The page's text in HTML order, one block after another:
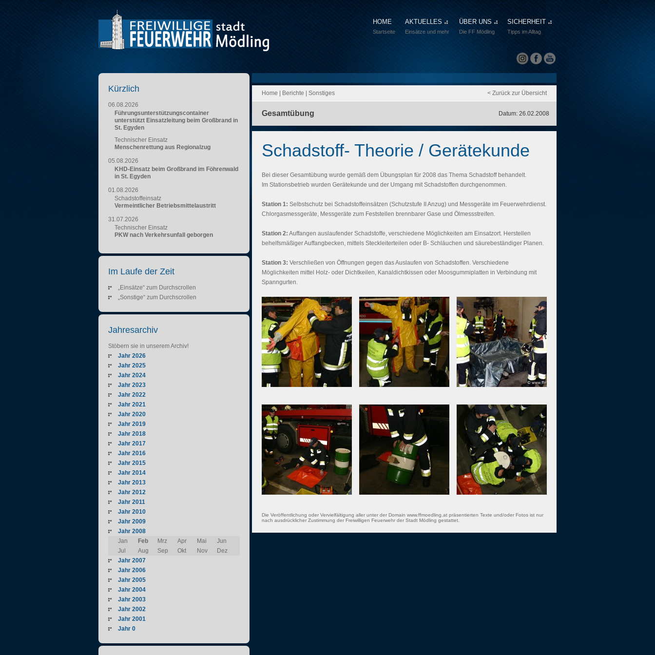
HOME
Startseite
AKTUELLES
Einsätze und mehr
ÜBER UNS
Die FF Mödling
SICHERHEIT
Tipps im Alltag
Home Berichte Sonstiges < Zurück zur Übersicht
Gesamtübung Datum: 26.02.2008
Schadstoff- Theorie / Gerätekunde
Bei dieser Gesamtübung wurde gemäß dem Übungsplan für 2008 das Thema Schadstoff behandelt.
Im Stationsbetrieb wurden Gerätekunde und der Umgang mit Schadstoffen durchgenommen.
Station 1: Selbstschutz bei Schadstoffeinsätzen (Schutzstufe II Anzug) und Messgeräte im Feuerwehrdienst.
Chlorgasmessgeräte, Messgeräte zum Feststellen brennbarer Gase und Ölmessstreifen.
Station 2: Auffangen auslaufender Schadstoffe, verschiedene Möglichkeiten am Einsatzort. Herstellen
behelfsmäßiger Auffangbecken, mittels Steckleiterteilen oder B- Schläuchen und säurebeständiger Planen.
Station 3: Verschließen von Öffnungen gegen das Auslaufen von Schadstoffen. Verschiedene
Möglichkeiten mittel Holz- oder Dichtkeilen, Kanaldichtkissen oder Moosgummiplatten in Verbindung mit
Spanngurten.
Die Veröffentlichung oder Vervielfältigung aller unter der Domain www.ffmoedling.at präsentierten Texte und/oder Fotos ist nur
nach ausdrücklicher Zustimmung der Freiwilligen Feuerwehr der Stadt Mödling gestattet.
Kürzlich
06.08.2026
Führungsunterstützungscontainer
unterstützt Einsatzleitung beim Großbrand in
St. Egyden
Technischer Einsatz
Menschenrettung aus Regionalzug
05.08.2026
KHD-Einsatz beim Großbrand im Föhrenwald
in St. Egyden
01.08.2026
Schadstoffeinsatz
Vermeintlicher Betriebsmittelaustritt
31.07.2026
Technischer Einsatz
PKW nach Verkehrsunfall geborgen
Im Laufe der Zeit
„Einsätze“ zum Durchscrollen
„Sonstige“ zum Durchscrollen
Jahresarchiv
Stöbern sie in unserem Archiv!
Jahr 2026
Jahr 2025
Jahr 2024
Jahr 2023
Jahr 2022
Jahr 2021
Jahr 2020
Jahr 2019
Jahr 2018
Jahr 2017
Jahr 2016
Jahr 2015
Jahr 2014
Jahr 2013
Jahr 2012
Jahr 2011
Jahr 2010
Jahr 2009
Jahr 2008
Jan
Feb Mrz Apr Mai
Jun
Jul
Aug Sep Okt Nov
Dez
Jahr 2007
Jahr 2006
Jahr 2005
Jahr 2004
Jahr 2003
Jahr 2002
Jahr 2001
Jahr 0